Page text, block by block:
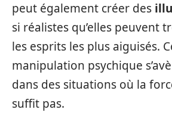
peut également créer des
si réalistes qu’elles peuvent
les esprits les plus aiguisés.
manipulation psychique
dans des situations où la
suffit pas.